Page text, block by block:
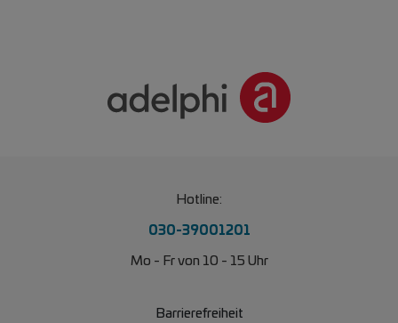
Hotline:
030-39001201
Mo - Fr von 10 - 15 Uhr
Barrierefreiheit